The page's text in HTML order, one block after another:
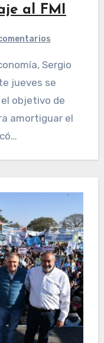
al FMI
jueves se
objetivo de
amortiguar el